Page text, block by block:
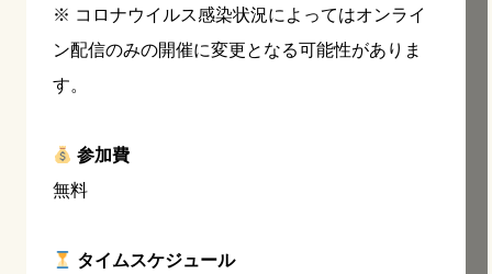
※ コロナウイルス感染状況によってはオンライ
ン配信のみの開催に変更となる可能性がありま
す。
参加費
無料
タイムスケジュール